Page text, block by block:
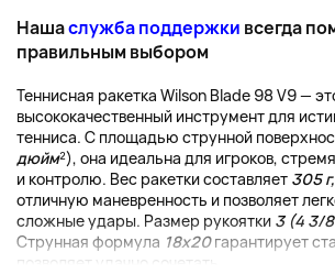
Нашаслужба поддержки всегда
правильным выбором
Теннисная ракетка Wilson Blade 98 V9 —
высококачественный инструмент для
тенниса. С площадью струнной
дюйм²), она идеальна для игроков,
и контролю. Вес ракетки составляет 305 г,
отличную маневренность и позволяет
сложные удары. Размер рукоятки 3 (4 3/
Струнная формула 18x20гарантирует
позволяет удачно сочетать...